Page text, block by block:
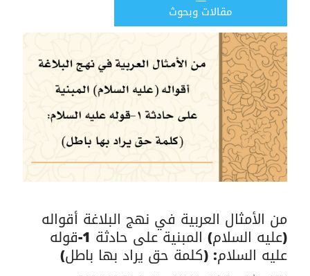
مقالات وبحوث
من الأمثال العربية في نهج البلاغة أقواله
(عليه السلام) المبنية على حادثة 1-قوله
عليه السلام: (كلمة حق يراد بها باطل)